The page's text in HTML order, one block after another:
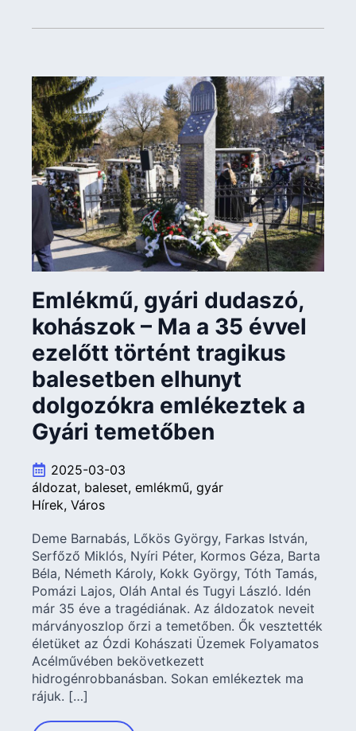
Emlékmű, gyári dudaszó,
kohászok – Ma a 35 évvel
ezelőtt történt tragikus
balesetben elhunyt
dolgozókra emlékeztek a
Gyári temetőben
2025-03-03
áldozat baleset emlékmű gyár
Hírek Város
Deme Barnabás, Lőkös György, Farkas István,
Serfőző Miklós, Nyíri Péter, Kormos Géza, Barta
Béla, Németh Károly, Kokk György, Tóth Tamás,
Pomázi Lajos, Oláh Antal és Tugyi László. Idén
már 35 éve a tragédiának. Az áldozatok neveit
márványoszlop őrzi a temetőben. Ők vesztették
életüket az Ózdi Kohászati Üzemek Folyamatos
Acélművében bekövetkezett
hidrogénrobbanásban. Sokan emlékeztek ma
rájuk. […]